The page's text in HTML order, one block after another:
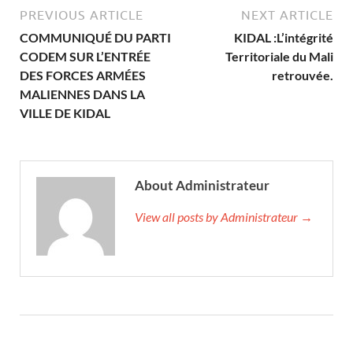
PREVIOUS ARTICLE
COMMUNIQUÉ DU PARTI
CODEM SUR L’ENTRÉE
DES FORCES ARMÉES
MALIENNES DANS LA
VILLE DE KIDAL
NEXT ARTICLE
KIDAL :L’intégrité
Territoriale du Mali
retrouvée.
About Administrateur
View all posts by Administrateur →